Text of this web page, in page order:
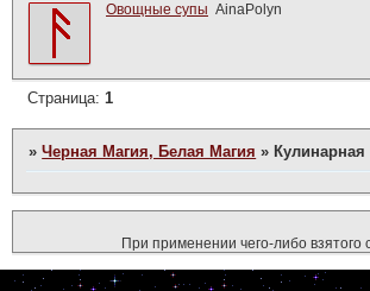
Овощные супы AinaPolyn
Страница: 1
»Черная Магия, Белая Магия »
При применении чего-либо взятого